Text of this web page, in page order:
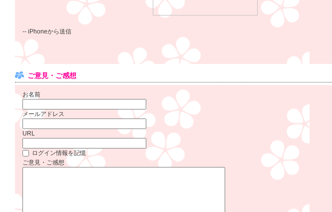
-- iPhoneから送信
ご意見・ご感想
お名前
メールアドレス
URL
ログイン情報を記憶
ご意見・ご感想